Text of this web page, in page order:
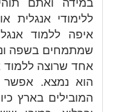
ללימודי
איפה ללמוד
שמתמחים בשפה
אחד שרוצה ללמוד
הוא נמצא.
המובילים בארץ